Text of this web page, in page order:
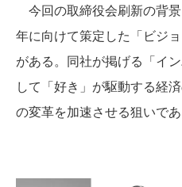
今回の取締役会刷新の背
年に向けて策定した「ビジ
がある。同社が掲げる「イ
して「好き」が駆動する経
の変革を加速させる狙いであ